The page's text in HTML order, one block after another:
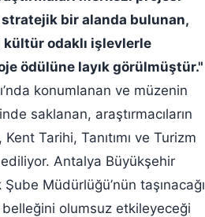
bir alanda bulunan,
kültür odaklı işlevlerle
ödülüne layık görülmüştür."
konumlanan ve müzenin
saklanan, araştırmacıların
Tarihi, Tanıtımı ve Turizm
ediliyor. Antalya Büyükşehir
Şube Müdürlüğü’nün taşınacağı
olumsuz etkileyeceği